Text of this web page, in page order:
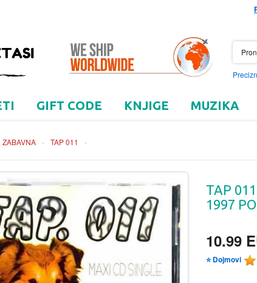
GIFT CODE KNJIGE MUZIKA
ZABAVNA › TAP 011 ›
TAP
1997
10.99
⭐ Dojmovi